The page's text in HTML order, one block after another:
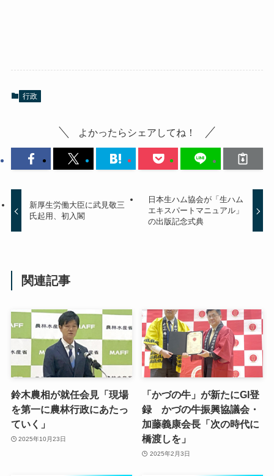
行政
よかったらシェアしてね！
新厚生労働大臣に武見敬三
氏起用、初入閣
日本生ハム協会が「生ハム
エキスパートマニュアル」
の出版記念式典
関連記事
鈴木農相が就任会見「現場
を第一に農林行政にあたっ
ていく」
2025年10月23日
「かづの牛」が新たにGI登
録 かづの牛振興協議会・
加藤義康会長「次の時代に
橋渡しを」
2025年2月3日